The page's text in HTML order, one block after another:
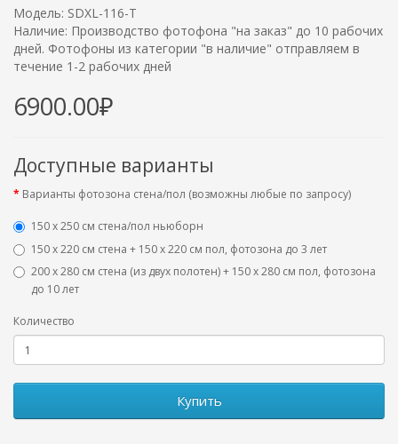
Модель: SDXL-116-T
Наличие: Производство фотофона "на заказ" до 10 рабочих
дней. Фотофоны из категории "в наличие" отправляем в
течение 1-2 рабочих дней
6900.00₽
Доступные варианты
Варианты фотозона стена/пол (возможны любые по запросу)
150 х 250 см стена/пол ньюборн
150 х 220 см стена + 150 х 220 см пол, фотозона до 3 лет
200 х 280 см стена (из двух полотен) + 150 х 280 см пол, фотозона
до 10 лет
Количество
Купить